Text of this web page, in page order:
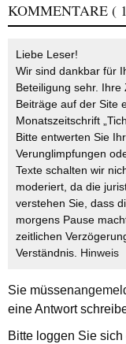
KOMMENTARE (
Liebe Leser!
Wir sind dankbar für
Beteiligung sehr.
Beiträge auf der Site
Monatszeitschrift
Bitte entwerten Sie
Verunglimpfungen
Texte schalten wir
moderiert, da die
verstehen Sie, dass
morgens Pause
zeitlichen
Verständnis. Hinweis
Sie müssen
eine Antwort
Bitte loggen Sie sich